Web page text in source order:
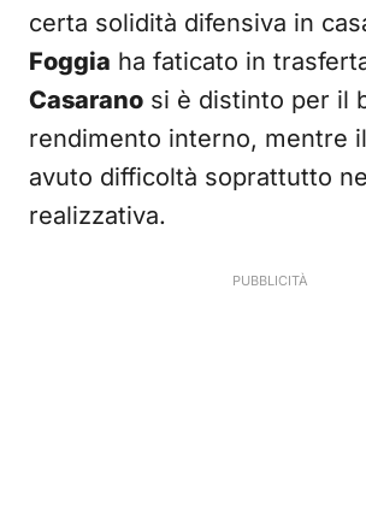
certa solidità difensiva in
Foggia ha faticato in
Casarano si è distinto per il
rendimento interno, mentre il
avuto difficoltà soprattutto
realizzativa.